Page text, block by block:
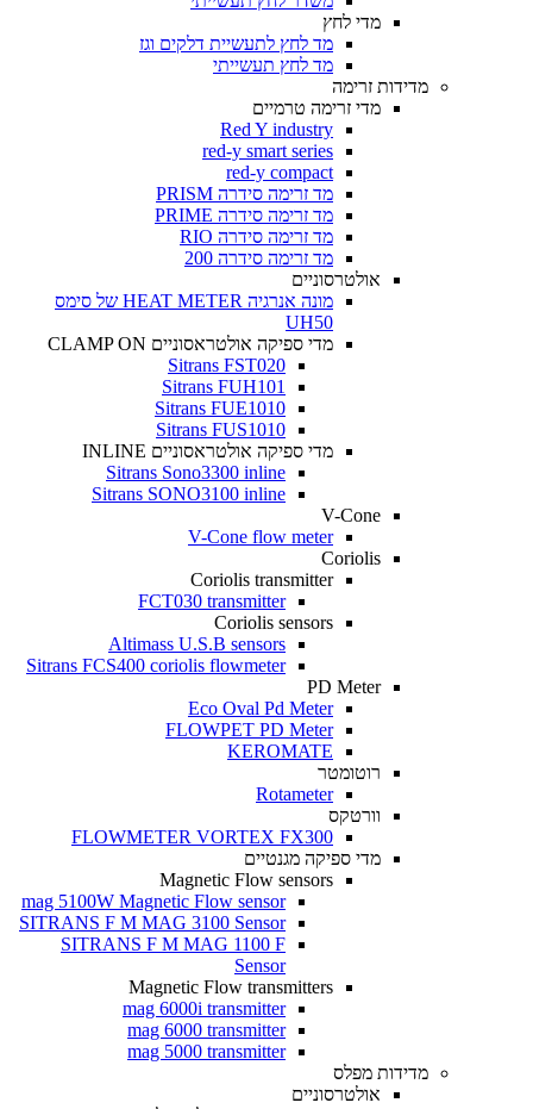
מדי לחץ
מד לחץ לתעשיית דלקים וגז
מד לחץ תעשייתי
מדידות זרימה
מדי זרימה טרמיים
Red Y industry
red-y smart series
red-y compact
מד זרימה סידרה PRISM
מד זרימה סידרה PRIME
מד זרימה סידרה RIO
מד זרימה סידרה 200
אולטרסוניים
מונה אנרגיה HEAT METER של סימס
UH50
מדי ספיקה אולטראסוניים CLAMP ON
Sitrans FST020
Sitrans FUH101
Sitrans FUE1010
Sitrans FUS1010
מדי ספיקה אולטראסוניים INLINE
Sitrans Sono3300 inline
Sitrans SONO3100 inline
V-Cone
V-Cone flow meter
Coriolis
Coriolis transmitter
FCT030 transmitter
Coriolis sensors
Altimass U.S.B sensors
Sitrans FCS400 coriolis flowmeter
PD Meter
Eco Oval Pd Meter
FLOWPET PD Meter
KEROMATE
רוטומטר
Rotameter
וורטקס
FLOWMETER VORTEX FX300
מדי ספיקה מגנטיים
Magnetic Flow sensors
mag 5100W Magnetic Flow sensor
SITRANS F M MAG 3100 Sensor
SITRANS F M MAG 1100 F
Sensor
Magnetic Flow transmitters
mag 6000i transmitter
mag 6000 transmitter
mag 5000 transmitter
מדידות מפלס
אולטרסוניים